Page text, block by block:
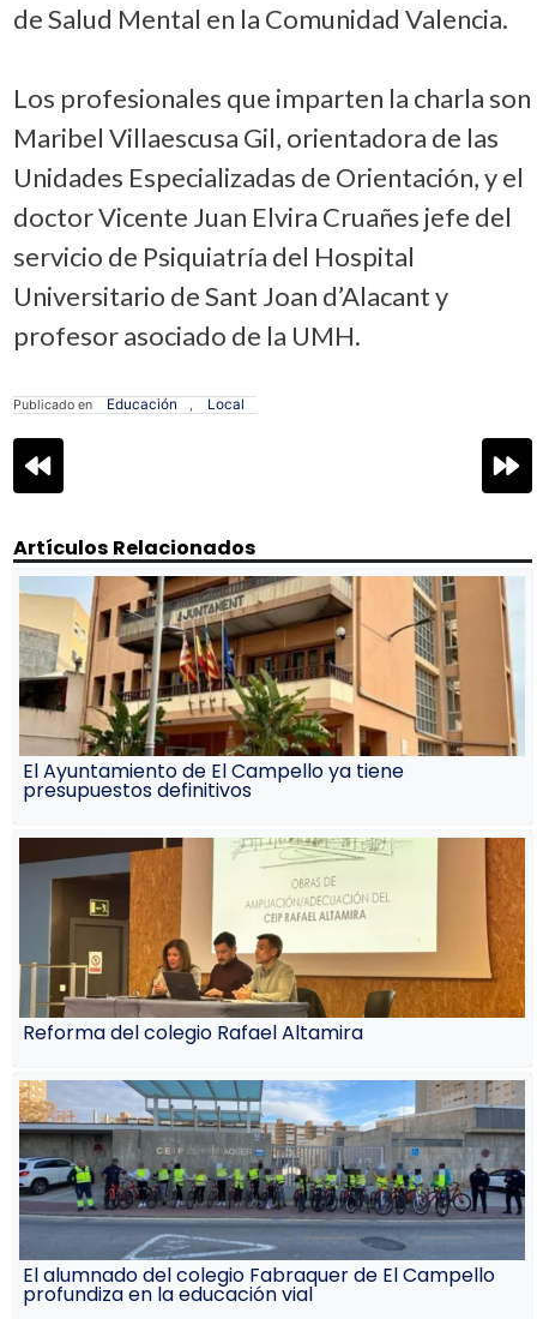
de Salud Mental en la Comunidad Valencia.
Los profesionales que imparten la charla son
Maribel Villaescusa Gil, orientadora de las
Unidades Especializadas de Orientación, y el
doctor Vicente Juan Elvira Cruañes jefe del
servicio de Psiquiatría del Hospital
Universitario de Sant Joan d’Alacant y
profesor asociado de la UMH.
Publicado en Educación , Local
Navegación
de
Artículos Relacionados
El Ayuntamiento de El Campello ya tiene
presupuestos definitivos
Reforma del colegio Rafael Altamira
El alumnado del colegio Fabraquer de El Campello
profundiza en la educación vial